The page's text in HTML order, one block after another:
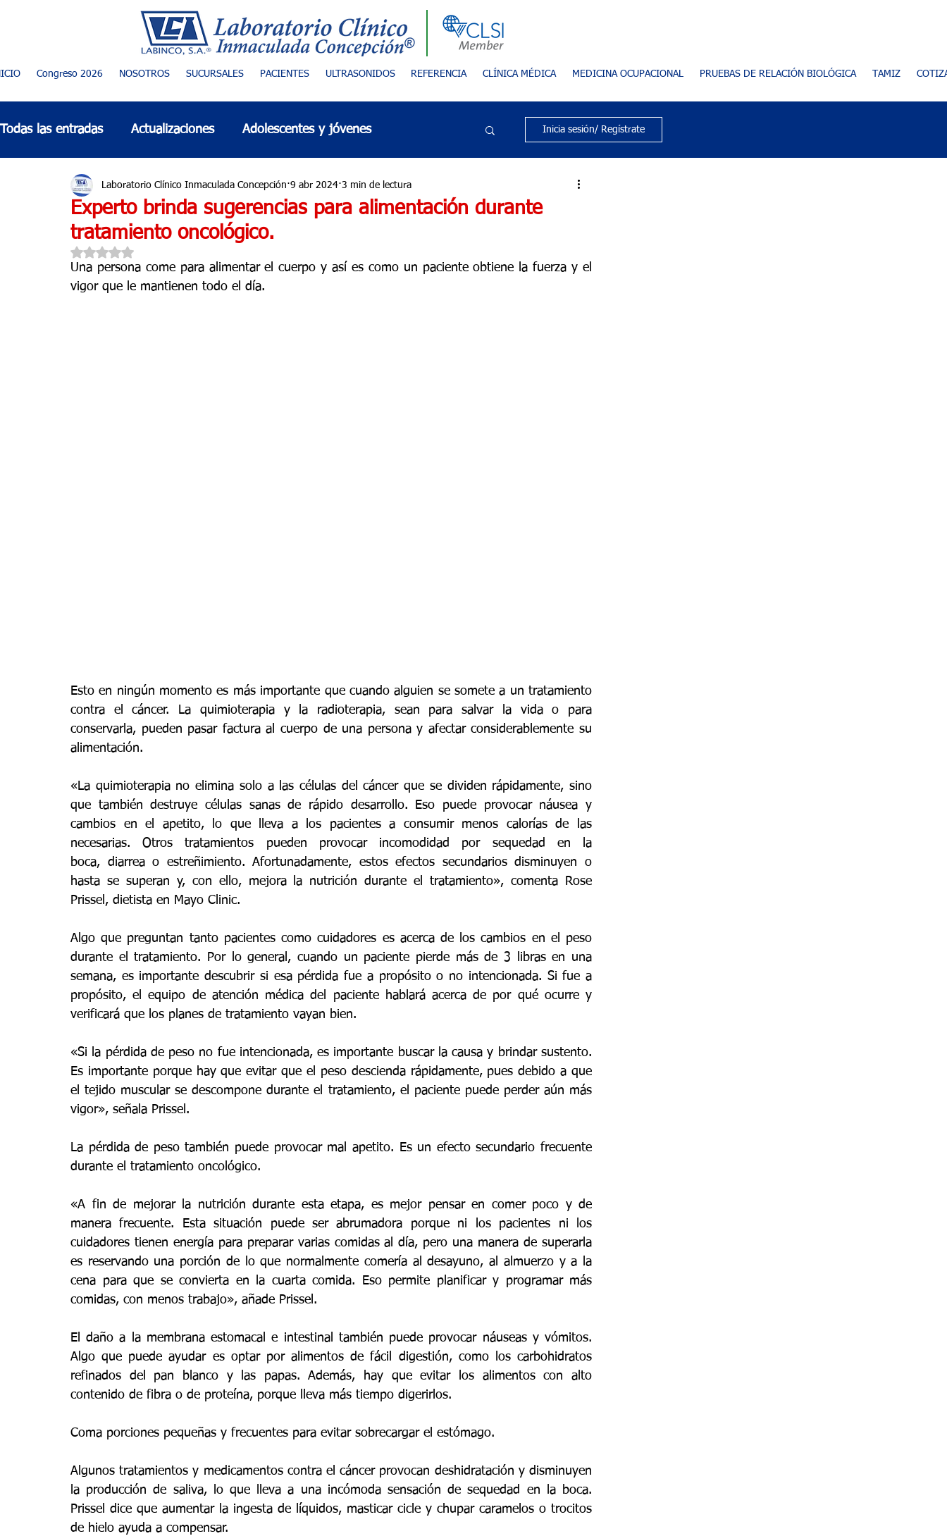
Congreso 2026 NOSOTROS SUCURSALES PACIENTES ULTRASONIDOS REFERENCIA CLÍNICA MÉDICA MEDICINA OCUPACIONAL PRUEBAS DE RELACIÓN BIOLÓGICA TAMIZ
Todas las entradas Actualizaciones Adolescentes y jóvenes
Adulto mayor Alergias Alimentación sana Cáncer Cáncer
Cáncer de mama Cardiología Espiritualidad
Inicia sesión/ Regístrate
Experto brinda sugerencias para alimentación durante
tratamiento oncológico.
Laboratorio Clínico Inmaculada Concepción 9 abr 2024 3 min de lectura
Obtuvo NaN de 5 estrellas.
Una persona come para alimentar el cuerpo y así es como un paciente obtiene la fuerza y el
vigor que le mantienen todo el día.
Esto en ningún momento es más importante que cuando alguien se somete a un tratamiento
contra el cáncer. La quimioterapia y la radioterapia, sean para salvar la vida o para
conservarla, pueden pasar factura al cuerpo de una persona y afectar considerablemente su
alimentación.
«La quimioterapia no elimina solo a las células del cáncer que se dividen rápidamente, sino
que también destruye células sanas de rápido desarrollo. Eso puede provocar náusea y
cambios en el apetito, lo que lleva a los pacientes a consumir menos calorías de las
necesarias. Otros tratamientos pueden provocar incomodidad por sequedad en la
boca, diarrea o estreñimiento. Afortunadamente, estos efectos secundarios disminuyen o
hasta se superan y, con ello, mejora la nutrición durante el tratamiento», comenta Rose
Prissel, dietista en Mayo Clinic.
Algo que preguntan tanto pacientes como cuidadores es acerca de los cambios en el peso
durante el tratamiento. Por lo general, cuando un paciente pierde más de 3 libras en una
semana, es importante descubrir si esa pérdida fue a propósito o no intencionada. Si fue a
propósito, el equipo de atención médica del paciente hablará acerca de por qué ocurre y
verificará que los planes de tratamiento vayan bien.
«Si la pérdida de peso no fue intencionada, es importante buscar la causa y brindar sustento.
Es importante porque hay que evitar que el peso descienda rápidamente, pues debido a que
el tejido muscular se descompone durante el tratamiento, el paciente puede perder aún más
vigor», señala Prissel.
La pérdida de peso también puede provocar mal apetito. Es un efecto secundario frecuente
durante el tratamiento oncológico.
«A fin de mejorar la nutrición durante esta etapa, es mejor pensar en comer poco y de
manera frecuente. Esta situación puede ser abrumadora porque ni los pacientes ni los
cuidadores tienen energía para preparar varias comidas al día, pero una manera de superarla
es reservando una porción de lo que normalmente comería al desayuno, al almuerzo y a la
cena para que se convierta en la cuarta comida. Eso permite planificar y programar más
comidas, con menos trabajo», añade Prissel.
El daño a la membrana estomacal e intestinal también puede provocar náuseas y vómitos.
Algo que puede ayudar es optar por alimentos de fácil digestión, como los carbohidratos
refinados del pan blanco y las papas. Además, hay que evitar los alimentos con alto
contenido de fibra o de proteína, porque lleva más tiempo digerirlos.
Coma porciones pequeñas y frecuentes para evitar sobrecargar el estómago.
Algunos tratamientos y medicamentos contra el cáncer provocan deshidratación y disminuyen
la producción de saliva, lo que lleva a una incómoda sensación de sequedad en la boca.
Prissel dice que aumentar la ingesta de líquidos, masticar cicle y chupar caramelos o trocitos
de hielo ayuda a compensar.